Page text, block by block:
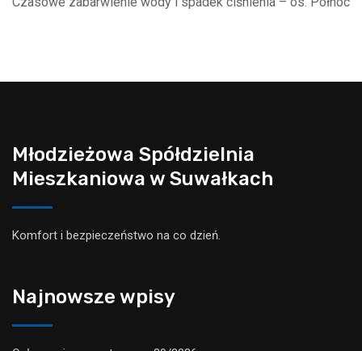
Młodzieżowa Spółdzielnia
Mieszkaniowa w Suwałkach
Komfort i bezpieczeństwo na co dzień.
Najnowsze wpisy